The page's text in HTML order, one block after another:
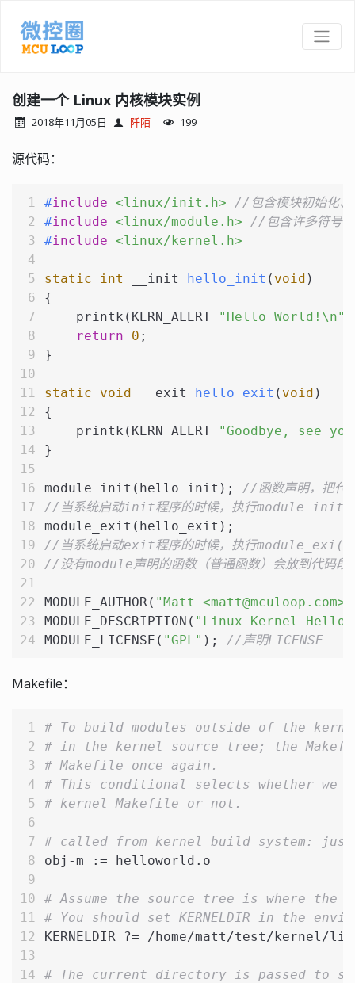
创建一个 Linux 内核模块实例
2018年11月05日 阡陌 199
源代码：
#include <linux/init.h>
//包含模块初始化、
#include <linux/module.h>
//包含许多符号和
#include <linux/kernel.h>
static int __init hello_init ( void )
{
    printk(KERN_ALERT
"Hello World!\n"
return
0 ;
}
static void __exit hello_exit ( void )
{
    printk(KERN_ALERT
"Goodbye, see
}
module_init(hello_init); //函数声明，把
//当系统启动init程序的时候，执行module_init()
module_exit(hello_exit);
//当系统启动exit程序的时候，执行module_exi()
//没有module声明的函数（普通函数）会放到代码段
MODULE_AUTHOR( "Matt <matt@mculoop.com>"
MODULE_DESCRIPTION( "Linux Kernel Hello
MODULE_LICENSE( "GPL" ); //声明LICENSE
Makefile：
# To build modules outside of the
# in the kernel source tree; the
# Makefile once again.
# This conditional selects whether we
# kernel Makefile or not.
# called from kernel build system: just
obj-m := helloworld.o
# Assume the source tree is where the
# You should set KERNELDIR in the
KERNELDIR ?= /home/matt/test/kernel/
# The current directory is passed to